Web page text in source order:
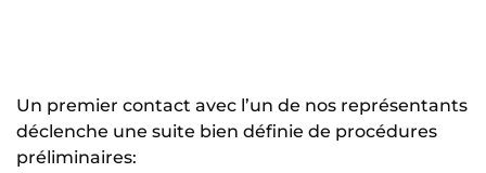
Un premier contact avec l’un de nos représentants
déclenche une suite bien définie de procédures
préliminaires: